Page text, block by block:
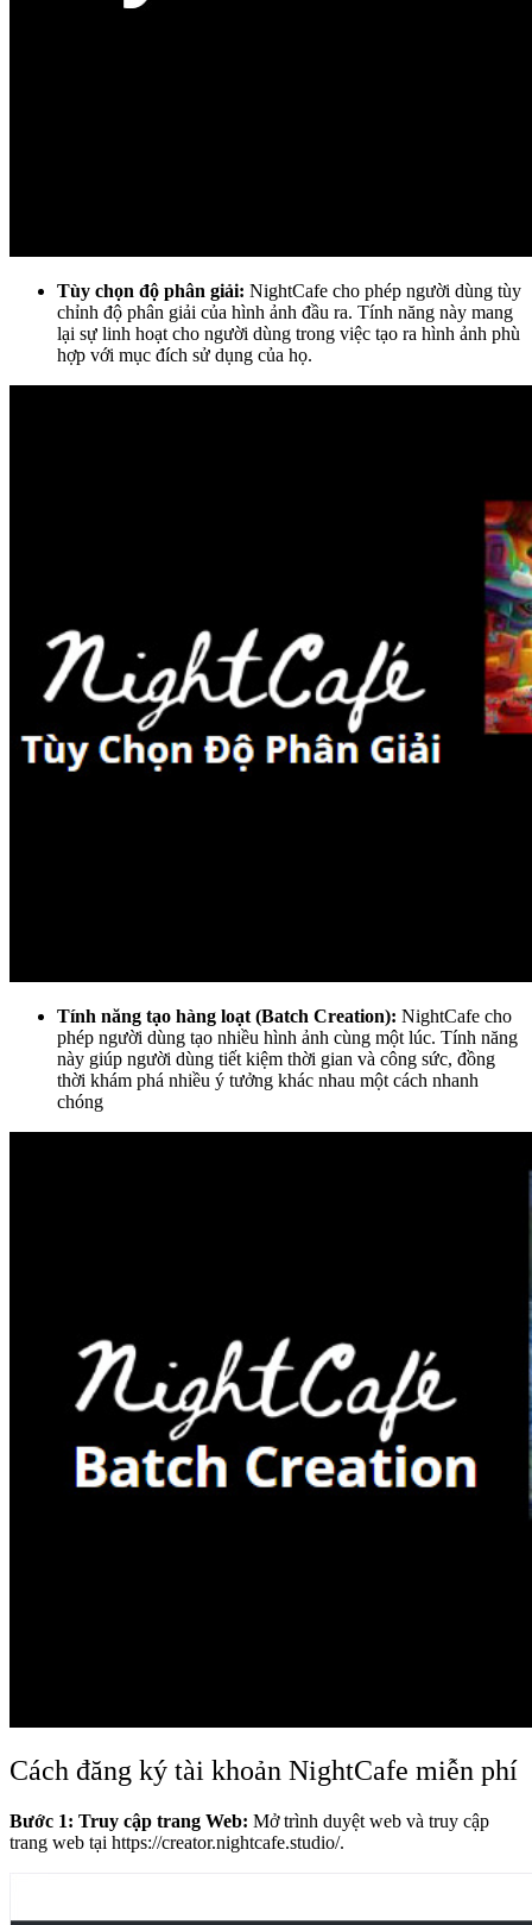
Tùy chọn độ phân giải: NightCafe cho phép người dùng tùy
chỉnh độ phân giải của hình ảnh đầu ra. Tính năng này mang
lại sự linh hoạt cho người dùng trong việc tạo ra hình ảnh phù
hợp với mục đích sử dụng của họ.
Tính năng tạo hàng loạt (Batch Creation): NightCafe cho
phép người dùng tạo nhiều hình ảnh cùng một lúc. Tính năng
này giúp người dùng tiết kiệm thời gian và công sức, đồng
thời khám phá nhiều ý tưởng khác nhau một cách nhanh
chóng
Cách đăng ký tài khoản NightCafe miễn phí
Bước 1: Truy cập trang Web: Mở trình duyệt web và truy cập
trang web tại https://creator.nightcafe.studio/.